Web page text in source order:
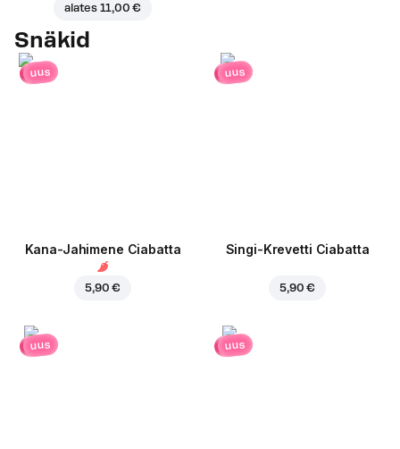
alates 11,00 €
Snäkid
uus
Kana-Jahimene Ciabatta
5,90 €
uus
Singi-Krevetti Ciabatta
5,90 €
uus uus